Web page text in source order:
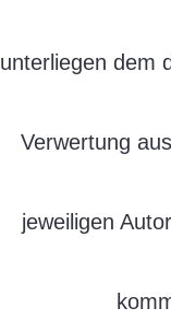
unterliegen dem
Verwertung
jeweiligen